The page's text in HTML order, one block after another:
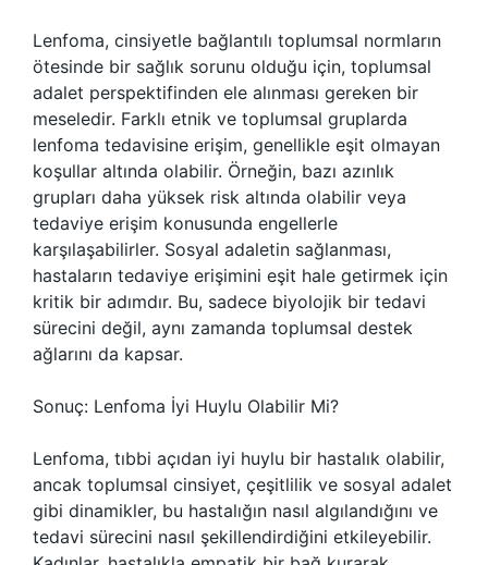
Lenfoma, cinsiyetle bağlantılı toplumsal normların
ötesinde bir sağlık sorunu olduğu için, toplumsal
adalet perspektifinden ele alınması gereken bir
meseledir. Farklı etnik ve toplumsal gruplarda
lenfoma tedavisine erişim, genellikle eşit olmayan
koşullar altında olabilir. Örneğin, bazı azınlık
grupları daha yüksek risk altında olabilir veya
tedaviye erişim konusunda engellerle
karşılaşabilirler. Sosyal adaletin sağlanması,
hastaların tedaviye erişimini eşit hale getirmek için
kritik bir adımdır. Bu, sadece biyolojik bir tedavi
sürecini değil, aynı zamanda toplumsal destek
ağlarını da kapsar.
Sonuç: Lenfoma İyi Huylu Olabilir Mi?
Lenfoma, tıbbi açıdan iyi huylu bir hastalık olabilir,
ancak toplumsal cinsiyet, çeşitlilik ve sosyal adalet
gibi dinamikler, bu hastalığın nasıl algılandığını ve
tedavi sürecini nasıl şekillendirdiğini etkileyebilir.